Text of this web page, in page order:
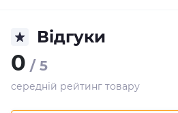
Відгуки
0 / 5
середній рейтинг товару